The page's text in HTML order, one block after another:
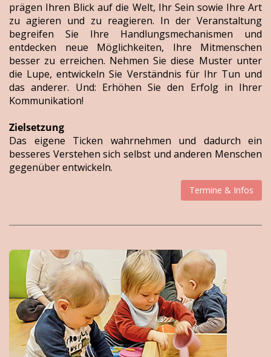
prägen Ihren Blick auf die Welt, Ihr Sein sowie Ihre Art
zu agieren und zu reagieren. In der Veranstaltung
begreifen Sie Ihre Handlungsmechanismen und
entdecken neue Möglichkeiten, Ihre Mitmenschen
besser zu erreichen. Nehmen Sie diese Muster unter
die Lupe, entwickeln Sie Verständnis für Ihr Tun und
das anderer. Und: Erhöhen Sie den Erfolg in Ihrer
Kommunikation!
Zielsetzung
Das eigene Ticken wahrnehmen und dadurch ein
besseres Verstehen sich selbst und anderen Menschen
gegenüber entwickeln.
Termine & Infos